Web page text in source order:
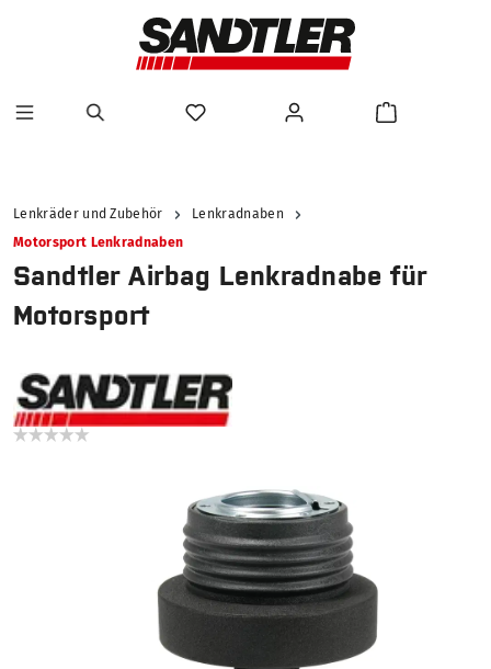
Lenkräder und Zubehör
Lenkradnaben
Motorsport Lenkradnaben
Sandtler Airbag Lenkradnabe für
Motorsport
Bildergalerie überspringen